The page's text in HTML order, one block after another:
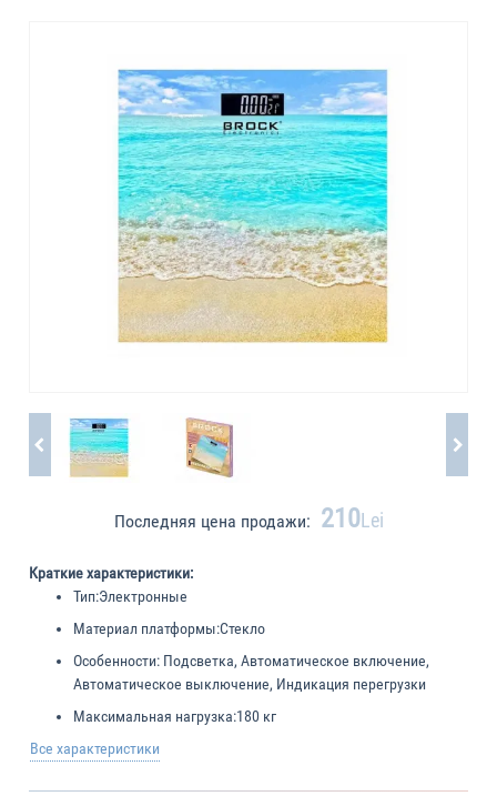
Последняя цена продажи: 210Lei
Краткие характеристики:
Тип:Электронные
Материал платформы:Стекло
Особенности: Подсветка, Автоматическое включение,
Автоматическое выключение, Индикация перегрузки
Максимальная нагрузка:180 кг
Все характеристики